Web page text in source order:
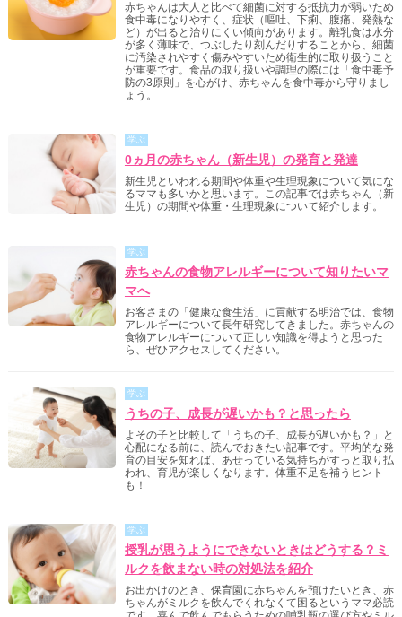
赤ちゃんは大人と比べて細菌に対する抵抗力が弱いため
食中毒になりやすく、症状（嘔吐、下痢、腹痛、発熱な
ど）が出ると治りにくい傾向があります。離乳食は水分
が多く薄味で、つぶしたり刻んだりすることから、細菌
に汚染されやすく傷みやすいため衛生的に取り扱うこと
が重要です。食品の取り扱いや調理の際には「食中毒予
防の3原則」を心がけ、赤ちゃんを食中毒から守りまし
ょう。
学ぶ
0ヵ月の赤ちゃん（新生児）の発育と発達
新生児といわれる期間や体重や生理現象について気にな
るママも多いかと思います。この記事では赤ちゃん（新
生児）の期間や体重・生理現象について紹介します。
学ぶ
赤ちゃんの食物アレルギーについて知りたいマ
マへ
お客さまの「健康な食生活」に貢献する明治では、食物
アレルギーについて長年研究してきました。赤ちゃんの
食物アレルギーについて正しい知識を得ようと思った
ら、ぜひアクセスしてください。
学ぶ
うちの子、成長が遅いかも？と思ったら
よその子と比較して「うちの子、成長が遅いかも？」と
心配になる前に、読んでおきたい記事です。平均的な発
育の目安を知れば、あせっている気持ちがすっと取り払
われ、育児が楽しくなります。体重不足を補うヒント
も！
学ぶ
授乳が思うようにできないときはどうする？ミ
ルクを飲まない時の対処法を紹介
お出かけのとき、保育園に赤ちゃんを預けたいとき、赤
ちゃんがミルクを飲んでくれなくて困るというママ必読